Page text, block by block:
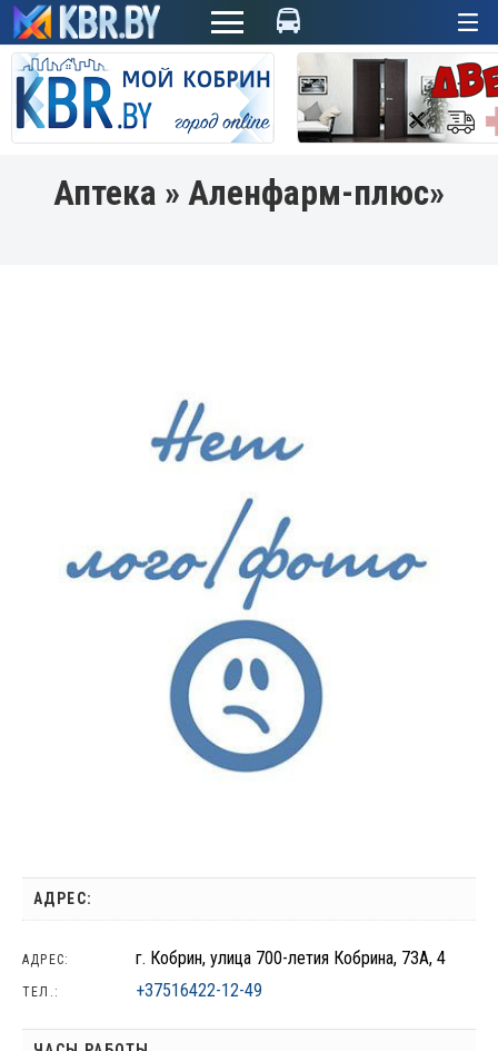
Аптека » Аленфарм-плюс»
АДРЕС:
АДРЕС: г. Кобрин, улица 700-летия Кобрина, 73А, 4
ТЕЛ.: +37516422-12-49